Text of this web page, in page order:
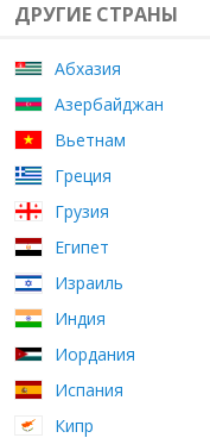
ДРУГИЕ СТРАНЫ
Абхазия
Азербайджан
Вьетнам
Греция
Грузия
Египет
Израиль
Индия
Иордания
Испания
Кипр